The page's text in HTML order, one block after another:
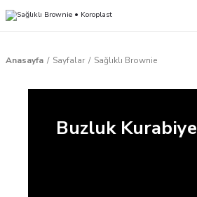
Anasayfa Sayfalar Sağlıklı Brownie
Buzluk Kurabiye